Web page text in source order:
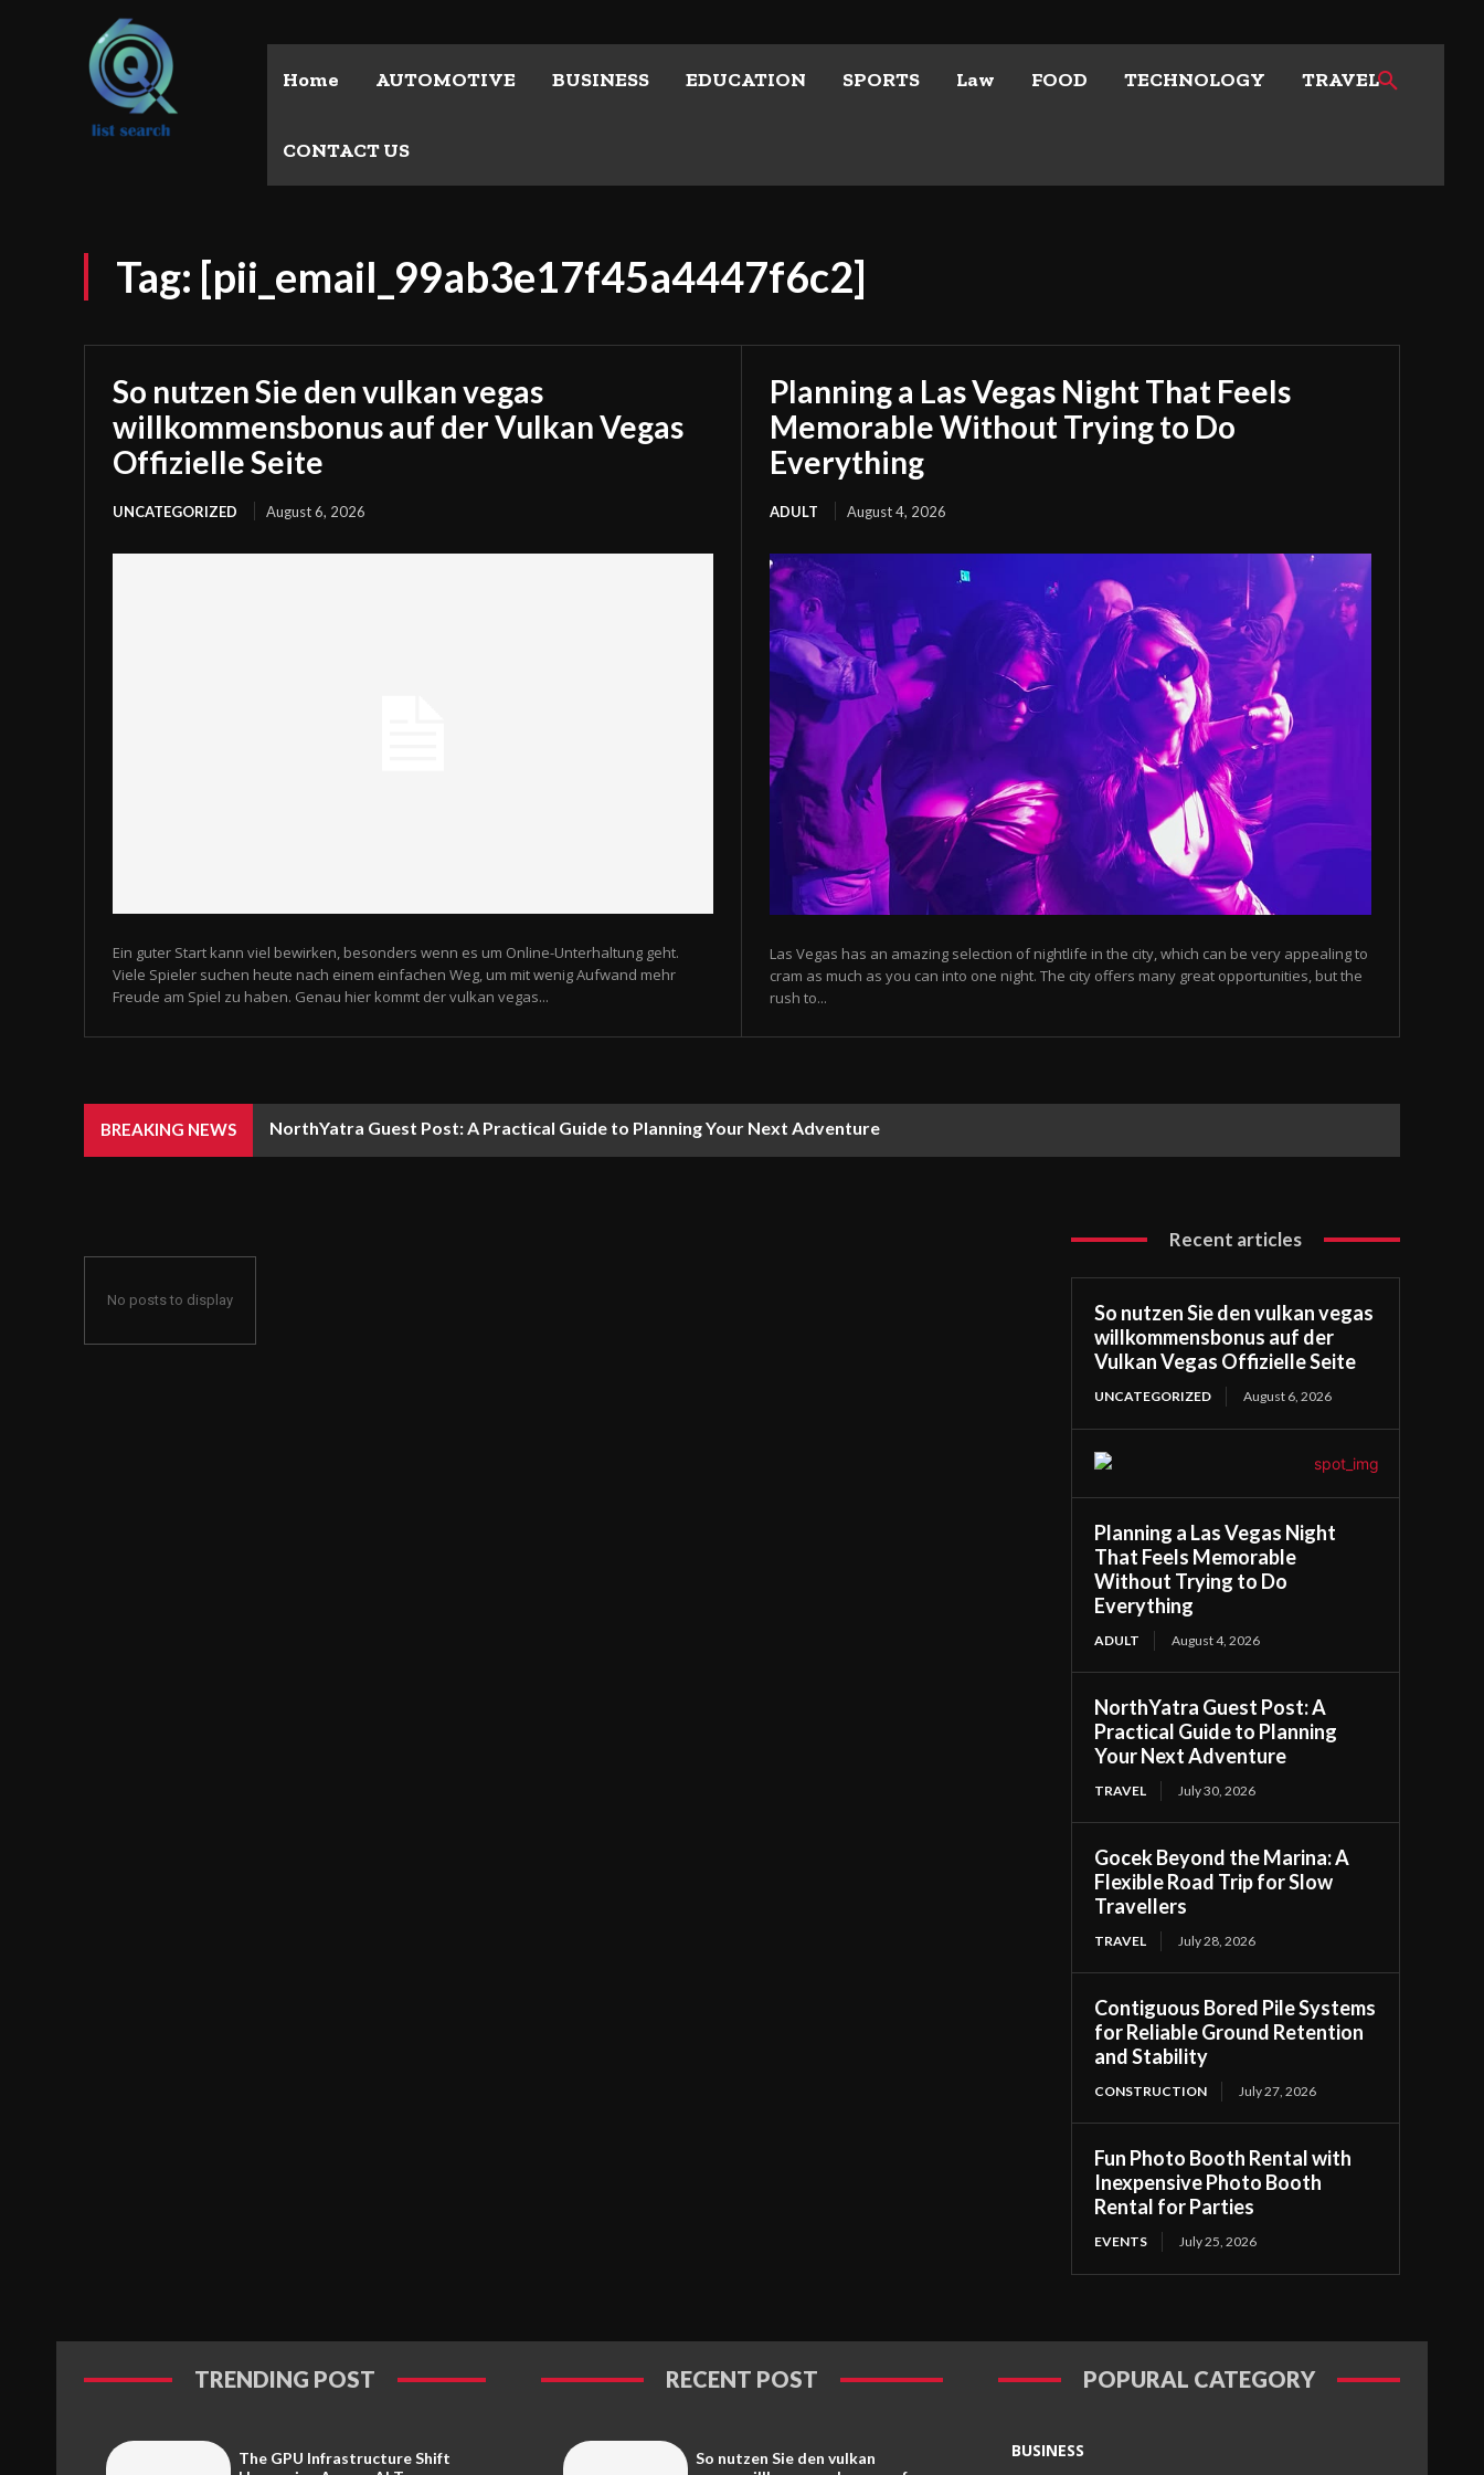
Home AUTOMOTIVE BUSINESS EDUCATION SPORTS Law FOOD TECHNOLOGY TRAVEL
CONTACT US
Tag: [pii_email_99ab3e17f45a4447f6c2]
So nutzen Sie den vulkan vegas
willkommensbonus auf der Vulkan Vegas
Offizielle Seite
UNCATEGORIZED August 6, 2026
Ein guter Start kann viel bewirken, besonders wenn es um Online-Unterhaltung geht.
Viele Spieler suchen heute nach einem einfachen Weg, um mit wenig Aufwand mehr
Freude am Spiel zu haben. Genau hier kommt der vulkan vegas...
Planning a Las Vegas Night That Feels
Memorable Without Trying to Do
Everything
ADULT August 4, 2026
Las Vegas has an amazing selection of nightlife in the city, which can be very appealing to
cram as much as you can into one night. The city offers many great opportunities, but the
rush to...
BREAKING NEWS NorthYatra Guest Post: A Practical Guide to Planning Your Next Adventure
No posts to display
Recent articles
So nutzen Sie den vulkan vegas
willkommensbonus auf der
Vulkan Vegas Offizielle Seite
UNCATEGORIZED August 6, 2026
Planning a Las Vegas Night
That Feels Memorable
Without Trying to Do
Everything
ADULT August 4, 2026
NorthYatra Guest Post: A
Practical Guide to Planning
Your Next Adventure
TRAVEL July 30, 2026
Gocek Beyond the Marina: A
Flexible Road Trip for Slow
Travellers
TRAVEL July 28, 2026
Contiguous Bored Pile Systems
for Reliable Ground Retention
and Stability
CONSTRUCTION July 27, 2026
Fun Photo Booth Rental with
Inexpensive Photo Booth
Rental for Parties
EVENTS July 25, 2026
TRENDING POST
The GPU Infrastructure Shift
RECENT POST
So nutzen Sie den vulkan
POPURAL CATEGORY
BUSINESS